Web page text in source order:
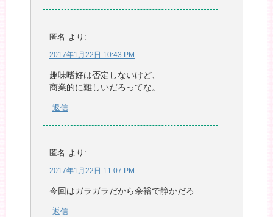
匿名 より:
2017年1月22日 10:43 PM
趣味嗜好は否定しないけど、
商業的に難しいだろってな。
返信
匿名 より:
2017年1月22日 11:07 PM
今回はガラガラだから余裕で静かだろ
返信